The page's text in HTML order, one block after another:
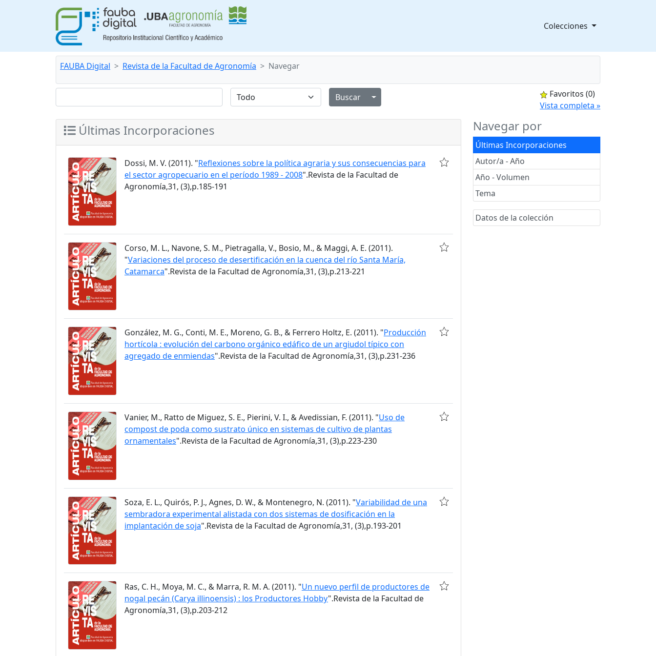
Colecciones
FAUBA Digital Revista de la Facultad de Agronomía Navegar
Alternar menú desplegable
Favoritos (0)
Vista completa »
Navegar por
Últimas Incorporaciones
Autor/a - Año
Año - Volumen
Tema
Datos de la colección
Últimas Incorporaciones
Dossi, M. V. (2011). "Reflexiones sobre la política agraria y sus consecuencias para
el sector agropecuario en el período 1989 - 2008".Revista de la Facultad de
Agronomía,31, (3),p.185-191
Corso, M. L., Navone, S. M., Pietragalla, V., Bosio, M., & Maggi, A. E. (2011).
"Variaciones del proceso de desertificación en la cuenca del río Santa María,
Catamarca".Revista de la Facultad de Agronomía,31, (3),p.213-221
González, M. G., Conti, M. E., Moreno, G. B., & Ferrero Holtz, E. (2011). "Producción
hortícola : evolución del carbono orgánico edáfico de un argiudol típico con
agregado de enmiendas".Revista de la Facultad de Agronomía,31, (3),p.231-236
Vanier, M., Ratto de Miguez, S. E., Pierini, V. I., & Avedissian, F. (2011). "Uso de
compost de poda como sustrato único en sistemas de cultivo de plantas
ornamentales".Revista de la Facultad de Agronomía,31, (3),p.223-230
Soza, E. L., Quirós, P. J., Agnes, D. W., & Montenegro, N. (2011). "Variabilidad de una
sembradora experimental alistada con dos sistemas de dosificación en la
implantación de soja".Revista de la Facultad de Agronomía,31, (3),p.193-201
Ras, C. H., Moya, M. C., & Marra, R. M. A. (2011). "Un nuevo perfil de productores de
nogal pecán (Carya illinoensis) : los Productores Hobby".Revista de la Facultad de
Agronomía,31, (3),p.203-212